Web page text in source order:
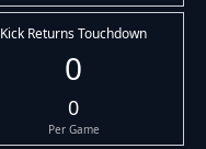
Kick Returns Touchdown
0
0
Per Game